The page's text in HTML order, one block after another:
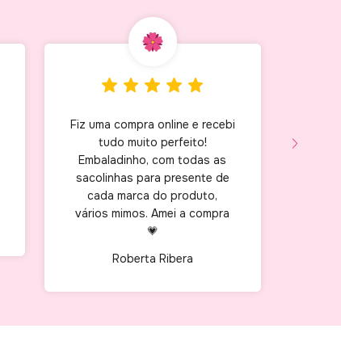
Fiz uma compra online e recebi
tudo muito perfeito!
Embaladinho, com todas as
sacolinhas para presente de
cada marca do produto,
vários mimos. Amei a compra
💗
Roberta Ribera